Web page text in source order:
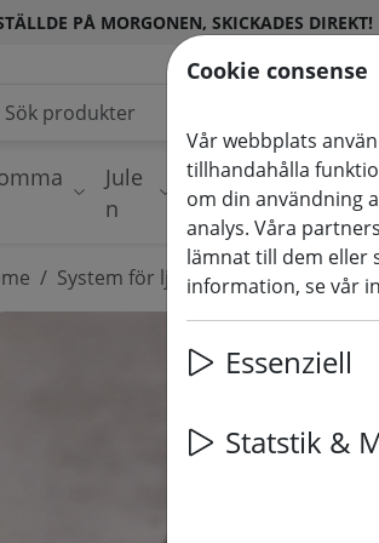
PÅ MORGONEN, SKICKADES DIREKT!
Jule
n
Ljusslingo
r
System för ljussättning 230V
Cookie consense
Vår webbplats
tillhandahålla
om din användning
analys. Våra
lämnat till dem eller
information, se vår
Essenziell
Statstik &